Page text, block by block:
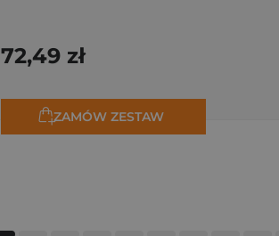
72,49 zł
ZAMÓW ZESTAW